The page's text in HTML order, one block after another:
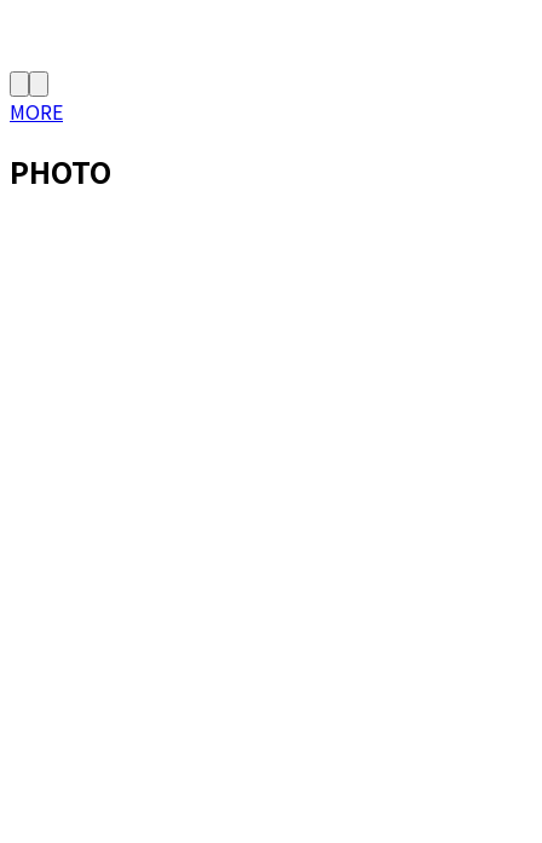
MORE
PHOTO